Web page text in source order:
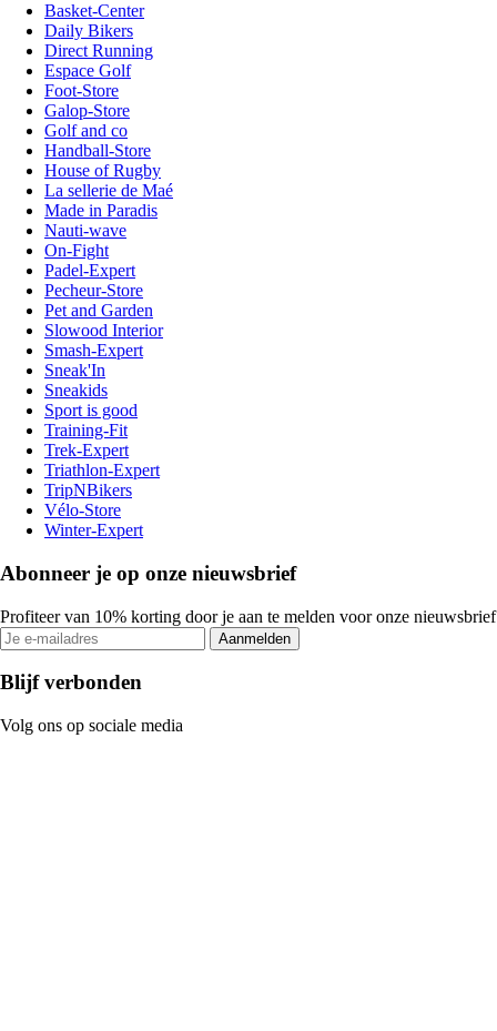
Basket-Center
Daily Bikers
Direct Running
Espace Golf
Foot-Store
Galop-Store
Golf and co
Handball-Store
House of Rugby
La sellerie de Maé
Made in Paradis
Nauti-wave
On-Fight
Padel-Expert
Pecheur-Store
Pet and Garden
Slowood Interior
Smash-Expert
Sneak'In
Sneakids
Sport is good
Training-Fit
Trek-Expert
Triathlon-Expert
TripNBikers
Vélo-Store
Winter-Expert
Abonneer je op onze nieuwsbrief
Profiteer van 10% korting door je aan te melden voor onze nieuwsbrief
Aanmelden
Blijf verbonden
Volg ons op sociale media